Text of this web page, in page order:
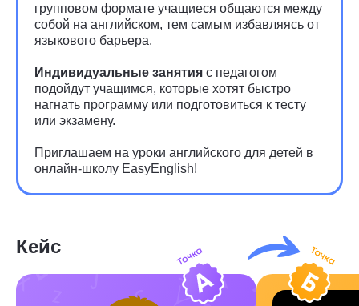
групповом формате учащиеся общаются между
собой на английском, тем самым избавляясь от
языкового барьера.
Индивидуальные занятия с педагогом
подойдут учащимся, которые хотят быстро
нагнать программу или подготовиться к тесту
или экзамену.
Приглашаем на уроки английского для детей в
онлайн-школу EasyEnglish!
Кейс